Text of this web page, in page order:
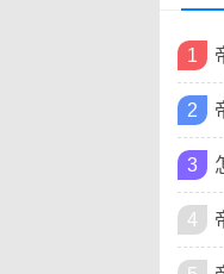
1
2
3
4